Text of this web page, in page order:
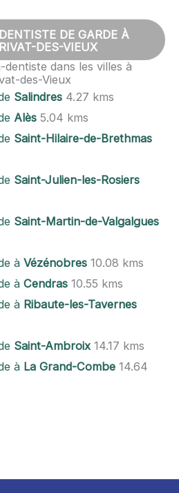
DE GARDE À
DES-VIEUX
dans les villes à
des-Vieux
Salindres 4.27 kms
Alès 5.04 kms
Saint-Hilaire-de-Brethmas
Saint-Julien-les-Rosiers
Saint-Martin-de-Valgalgues
àVézénobres 10.08 kms
àCendras 10.55 kms
à Ribaute-les-Tavernes
Saint-Ambroix14.17 kms
à La Grand-Combe 14.64